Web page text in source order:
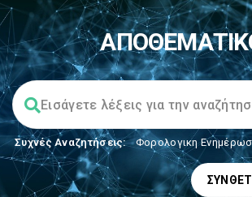
Συχνές Αναζητήσεις: Φορολογικη